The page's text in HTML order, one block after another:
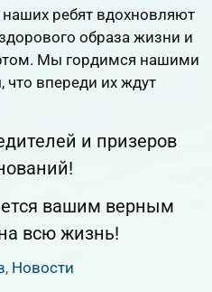
ребят вдохновляют
образа жизни и
Мы гордимся нашими
впереди их ждут
и призеров
вашим верным
всю жизнь!
, Новости